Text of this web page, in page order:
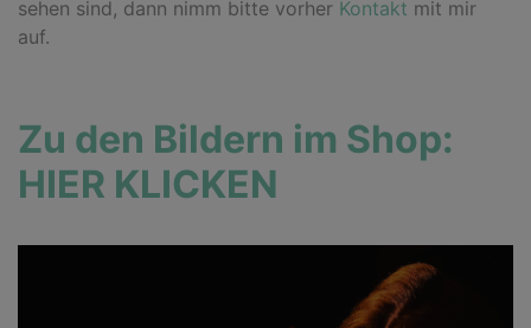
sehen sind, dann nimm bitte vorher Kontakt mit mir
auf.
Zu den Bildern im Shop:
HIER KLICKEN